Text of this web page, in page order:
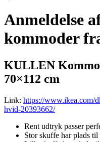
Anmeldelse
kommoder
KULLEN
70×112 cm
Link: https://www.ikea.com/
hvid-20393662/
Rent udtryk passer
Stor skuffe har plads